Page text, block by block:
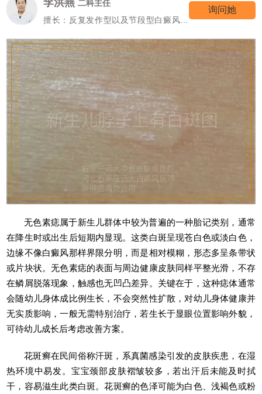
二科主任
擅长：反复发作型以及节段型白癜风诊
询问她
无色素痣属于新生儿群体中较为普遍的一种胎记类别，通常
在降生时或出生后短期内显现。这类白斑呈现苍白色或淡白色，
边缘不像白癜风那样界限分明，而是相对模糊，形态多呈条带状
或片块状。无色素痣的表面与周边健康皮肤同样平整光滑，不存
在鳞屑脱落现象，触感也无凹凸差异。关键在于，这种痣体通常
会随幼儿身体成比例生长，不会突然性扩散，对幼儿身体健康并
无实质影响，一般无需特别治疗，若生长于显眼位置影响外貌，
可待幼儿成长后考虑改善方案。
花斑癣在民间俗称汗斑，系真菌感染引发的皮肤疾患，在湿
热环境中易发。宝宝颈部皮肤褶皱较多，若出汗后未能及时拭
干，容易滋生此类白斑。花斑癣的色泽可能为白色、浅褐色或粉